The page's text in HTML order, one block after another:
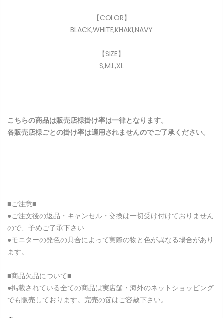
【COLOR】
BLACK,WHITE,KHAKI,NAVY
【SIZE】
S,M,L,XL
こちらの商品は販売店様掛け率は一律となります。
各販売店様ごとの掛け率は適用されませんのでご了承ください。
■ご注意■
●ご注文後の返品・キャンセル・交換は一切受け付けておりません
ので、予めご了承下さい
●モニターの発色の具合によって実際の物と色が異なる場合があり
ます。
■商品欠品について■
●掲載されている全ての商品は実店舗・海外のネットショッピング
でも販売しております。完売の節はご容赦下さい。